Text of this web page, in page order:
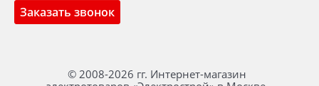
Заказать звонок
© 2008-2026 гг. Интернет-магазин